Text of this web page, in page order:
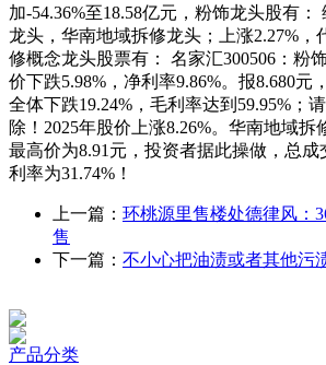
加-54.36%至18.58亿元，粉饰龙头股有：
龙头，华南地域拆修龙头；上涨2.27%，
修概念龙头股票有： 名家汇300506：粉
价下跌5.98%，净利率9.86%。报8.680元
全体下跌19.24%，毛利率达到59.95%；
除！2025年股价上涨8.26%。华南地域拆
最高价为8.91元，投资者据此操做，总成
利率为31.74%！
上一篇： 环桃源里售楼处德律风：
售
下一篇： 不小心把油渍或者其他污
产品分类